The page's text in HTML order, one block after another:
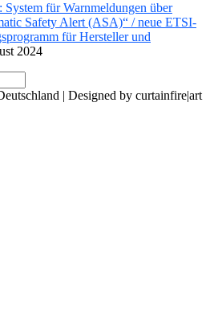
für Warnmeldungen über
Safety Alert (ASA)“ / neue ETSI-
für Hersteller und
2024
| Designed by curtainfire|art